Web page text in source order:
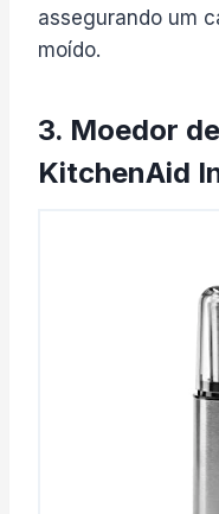
assegurando um
moído.
3. Moedor
KitchenAid